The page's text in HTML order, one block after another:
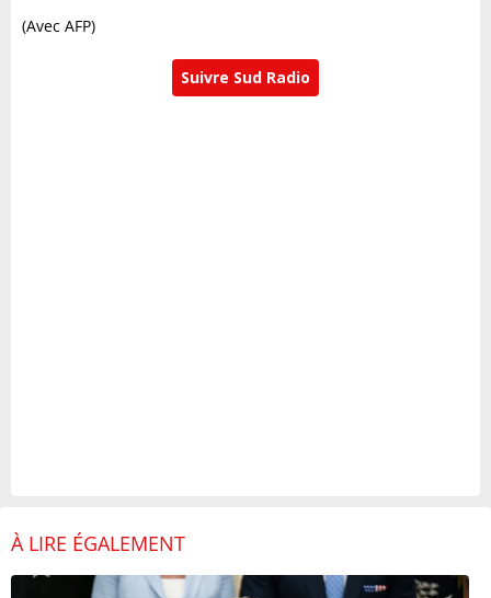
(Avec AFP)
Suivre Sud Radio
À LIRE ÉGALEMENT